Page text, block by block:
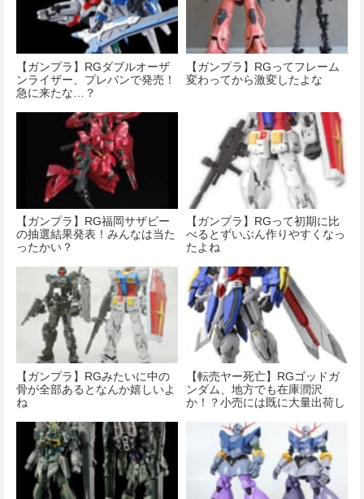
【ガンプラ】RGダブルオーザ
ンライザー、プレバンで発売！
急に来たな…？
【ガンプラ】RGってフレーム
変わってから激変したよな
【ガンプラ】RG福岡サザビー
の抽選結果発表！みんなは当た
ったかい？
【ガンプラ】RGって初期に比
べるとずいぶん作りやすくなっ
たよね
【ガンプラ】RGみたいに中の
骨が全部あるとなんか嬉しいよ
ね
【転売ヤー死亡】RGゴッドガ
ンダム、地方でも在庫潤沢
か！？小売には既に大量出荷し